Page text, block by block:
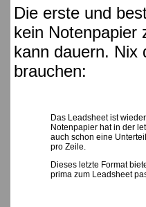
Die erste und
kein Notenpapier
kann dauern. Nix
brauchen:
Das Leadsheet ist
Notenpapier hat in der
auch schon eine
pro Zeile.
Dieses letzte Format
prima zum Leadsheet